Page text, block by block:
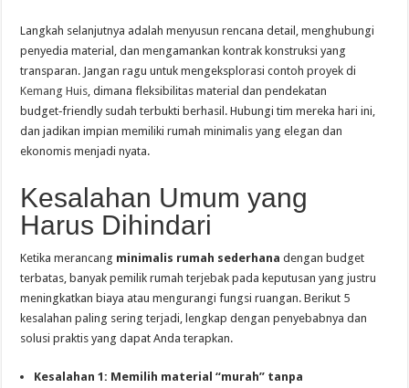
Langkah selanjutnya adalah menyusun rencana detail, menghubungi
penyedia material, dan mengamankan kontrak konstruksi yang
transparan. Jangan ragu untuk mengeksplorasi contoh proyek di
Kemang Huis , dimana fleksibilitas material dan pendekatan
budget‑friendly sudah terbukti berhasil. Hubungi tim mereka hari ini,
dan jadikan impian memiliki rumah minimalis yang elegan dan
ekonomis menjadi nyata.
Kesalahan Umum yang
Harus Dihindari
Ketika merancang minimalis rumah sederhana dengan budget
terbatas, banyak pemilik rumah terjebak pada keputusan yang justru
meningkatkan biaya atau mengurangi fungsi ruangan. Berikut 5
kesalahan paling sering terjadi, lengkap dengan penyebabnya dan
solusi praktis yang dapat Anda terapkan.
Kesalahan 1: Memilih material “murah” tanpa